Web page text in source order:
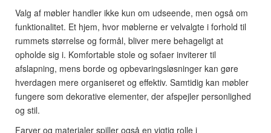
Valg af møbler handler ikke kun om udseende, men også om
funktionalitet. Et hjem, hvor møblerne er velvalgte i forhold til
rummets størrelse og formål, bliver mere behageligt at
opholde sig i. Komfortable stole og sofaer inviterer til
afslapning, mens borde og opbevaringsløsninger kan gøre
hverdagen mere organiseret og effektiv. Samtidig kan møbler
fungere som dekorative elementer, der afspejler personlighed
og stil.
Farver og materialer spiller også en vigtig rolle i